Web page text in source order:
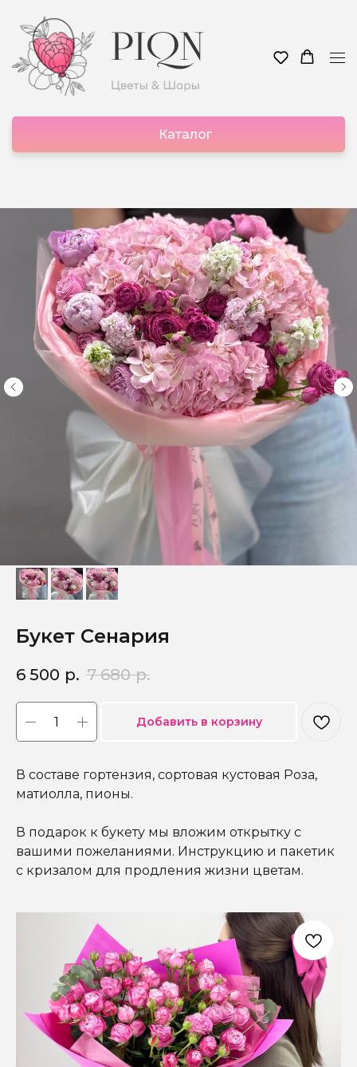
Каталог
Букет Сенария
6 500 р. 7 680 р.
Добавить в корзину
В составе гортензия, сортовая кустовая Роза,
матиолла, пионы.
В подарок к букету мы вложим открытку с
вашими пожеланиями. Инструкцию и пакетик
с кризалом для продления жизни цветам.